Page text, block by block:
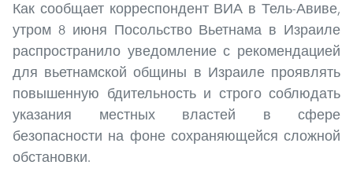
Как сообщает корреспондент ВИА в Тель-Авиве,
утром 8 июня Посольство Вьетнама в Израиле
распространило уведомление с рекомендацией
для вьетнамской общины в Израиле проявлять
повышенную бдительность и строго соблюдать
указания местных властей в сфере
безопасности на фоне сохраняющейся сложной
обстановки.